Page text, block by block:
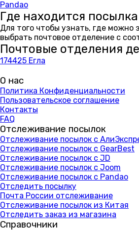
Pandao
Где находится
Для того чтобы узнать, где можно
выбрать почтовое отделение с
Почтовые отделения
174425 Егла
О нас
Политика Конфиденциальности
Пользовательское соглашение
Контакты
FAQ
Отслеживание посылок
Отслеживание посылок с
Отслеживание посылок с GearBest
Отслеживание посылок с JD
Отслеживание посылок с Joom
Отслеживание посылок с Pandao
Отследить посылку
Почта России отслеживание
Отслеживание посылок из Китая
Отследить заказ из магазина
Справочники